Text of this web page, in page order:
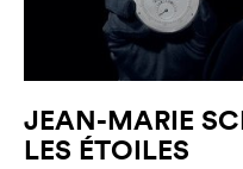
JEAN-MARIE
LES ÉTOILES